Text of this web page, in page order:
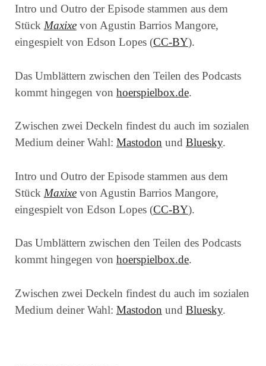
Intro und Outro der Episode stammen aus dem
Stück Maxixe von Agustin Barrios Mangore,
eingespielt von Edson Lopes (CC-BY).
Das Umblättern zwischen den Teilen des Podcasts
kommt hingegen von hoerspielbox.de.
Zwischen zwei Deckeln findest du auch im sozialen
Medium deiner Wahl: Mastodon und Bluesky.
Intro und Outro der Episode stammen aus dem
Stück Maxixe von Agustin Barrios Mangore,
eingespielt von Edson Lopes (CC-BY).
Das Umblättern zwischen den Teilen des Podcasts
kommt hingegen von hoerspielbox.de.
Zwischen zwei Deckeln findest du auch im sozialen
Medium deiner Wahl: Mastodon und Bluesky.